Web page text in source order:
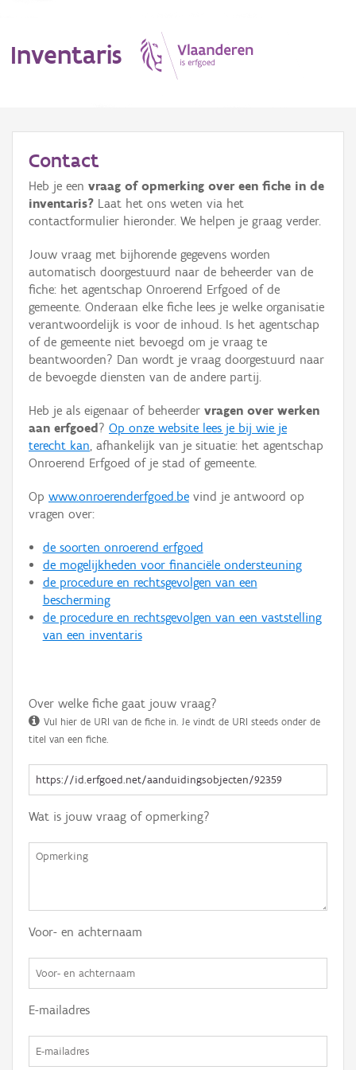
Inventaris
Erfgoedobject
Aanduidingsobject
Waarneming
Thema
Gebeurtenis
Persoon of collectief
Hergebruik
Aanmelden
Contact
Heb je een vraag of opmerking over een fiche in de
inventaris? Laat het ons weten via het
contactformulier hieronder. We helpen je graag verder.
Jouw vraag met bijhorende gegevens worden
automatisch doorgestuurd naar de beheerder van de
fiche: het agentschap Onroerend Erfgoed of de
gemeente. Onderaan elke fiche lees je welke organisatie
verantwoordelijk is voor de inhoud. Is het agentschap
of de gemeente niet bevoegd om je vraag te
beantwoorden? Dan wordt je vraag doorgestuurd naar
de bevoegde diensten van de andere partij.
Heb je als eigenaar of beheerder vragen over werken
aan erfgoed ? Op onze website lees je bij wie je
terecht kan, afhankelijk van je situatie: het agentschap
Onroerend Erfgoed of je stad of gemeente.
Op www.onroerenderfgoed.be vind je antwoord op
vragen over:
de soorten onroerend erfgoed
de mogelijkheden voor financiële ondersteuning
de procedure en rechtsgevolgen van een
bescherming
de procedure en rechtsgevolgen van een vaststelling
van een inventaris
Over welke fiche gaat jouw vraag?
Vul hier de URI van de fiche in. Je vindt de URI steeds onder de
titel van een fiche.
Wat is jouw vraag of opmerking?
Voor- en achternaam
E-mailadres